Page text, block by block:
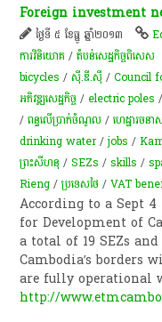
Foreign investment
ថ្ងៃទី ៥ ខែធ្នូ ឆ្នាំ២០១៣
ការវិនិយោគ /តំបន់សេដ្ឋកិច្ចពិសេស
bicycles /ស៊ី.ឌី.ស៊ី /Council
អភិវឌ្ឍ​សេដ្ឋកិច្ច / electric poles
/ពន្ធ​លើ​ប្រាក់ចំណូល /ហេដ្ឋារចនាស
drinking water/jobs /
ព្រះសីហនុ​ /SEZs /skills /
Rieng /ប្រទេសថៃ /VAT
According to a Sept
for Development of
a total of 19 SEZs
Cambodia’s
are fully
http://